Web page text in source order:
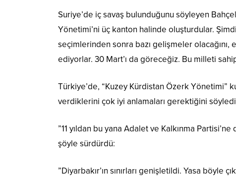
Suriye’de iç savaş bulunduğunu söyleyen
Yönetimi’ni üç kanton halinde oluşturdular.
seçimlerinden sonra bazı gelişmeler
ediyorlar. 30 Mart’ı da göreceğiz. Bu milleti
Türkiye’de, “Kuzey Kürdistan Özerk Yönetimi”
verdiklerini çok iyi anlamaları gerektiğini
”11 yıldan bu yana Adalet ve Kalkınma
şöyle sürdürdü:
”Diyarbakır’ın sınırları genişletildi. Yasa böyle